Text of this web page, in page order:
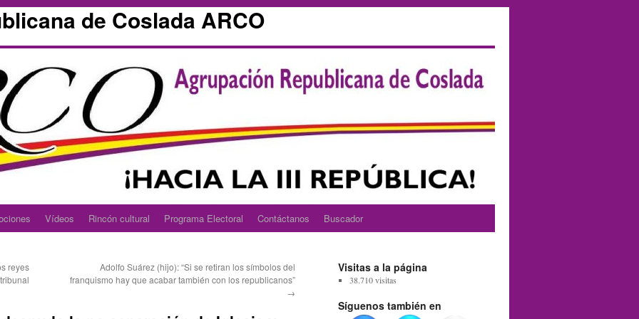
de Coslada ARCO
Vídeos Rincón cultural Programa Electoral Contáctanos Buscador
reyes
Adolfo Suárez (hijo): “Si se retiran los símbolos del
franquismo hay que acabar también con los republicanos”
→
Visitas a la página
38.710 visitas
Síguenos también en